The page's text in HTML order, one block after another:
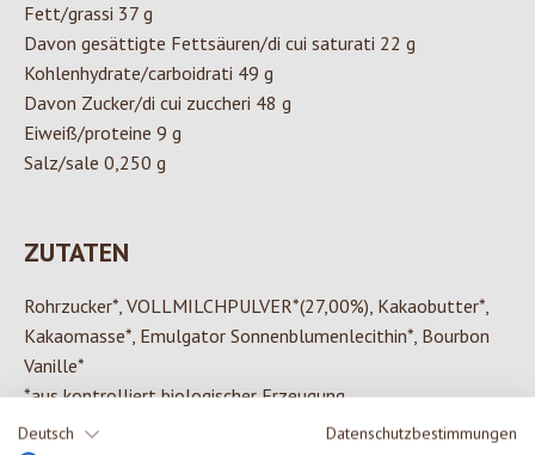
Deutsch Datenschutzbestimmungen
Fett/grassi 37 g
Davon gesättigte Fettsäuren/di cui saturati 22 g
Kohlenhydrate/carboidrati 49 g
Davon Zucker/di cui zuccheri 48 g
Eiweiß/proteine 9 g
Salz/sale 0,250 g
ZUTATEN
Rohrzucker*, VOLLMILCHPULVER*(27,00%), Kakaobutter*,
Kakaomasse*, Emulgator Sonnenblumenlecithin*, Bourbon
Vanille*
*aus kontrolliert biologischer Erzeugung